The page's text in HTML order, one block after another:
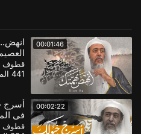
00:01:46
قطوف
441 المشاهدات
00:02:22
أسرج
في
قطوف